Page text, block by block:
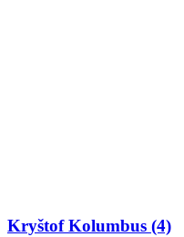
Kryštof Kolumbus (4)